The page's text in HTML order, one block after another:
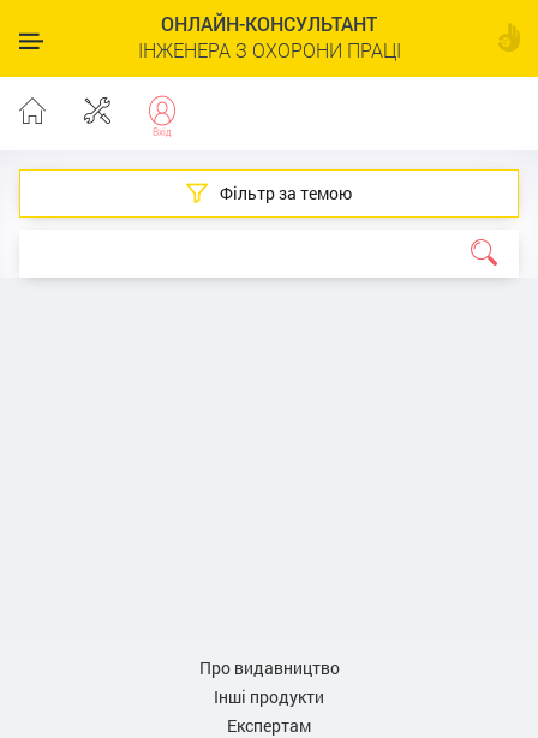
ОНЛАЙН-КОНСУЛЬТАНТ
ІНЖЕНЕРА З ОХОРОНИ ПРАЦІ
Фільтр за темою
Про видавництво
Інші продукти
Експертам